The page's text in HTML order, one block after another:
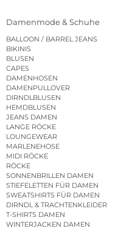
Damenmode & Schuhe
BALLOON / BARREL JEANS
BIKINIS
BLUSEN
CAPES
DAMENHOSEN
DAMENPULLOVER
DIRNDLBLUSEN
HEMDBLUSEN
JEANS DAMEN
LANGE RÖCKE
LOUNGEWEAR
MARLENEHOSE
MIDI RÖCKE
RÖCKE
SONNENBRILLEN DAMEN
STIEFELETTEN FÜR DAMEN
SWEATSHIRTS FÜR DAMEN
DIRNDL & TRACHTENKLEIDER
T-SHIRTS DAMEN
WINTERJACKEN DAMEN